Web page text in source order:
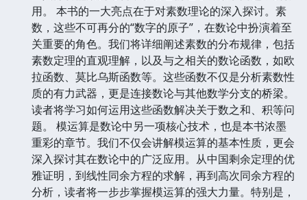
用。 本书的一大亮点在于对素数理论的深入探讨。素
数，这些不可再分的“数字的原子”，在数论中扮演着至
关重要的角色。我们将详细阐述素数的分布规律，包括
素数定理的直观理解，以及与之相关的数论函数，如欧
拉函数、莫比乌斯函数等。这些函数不仅是分析素数性
质的有力武器，更是连接数论与其他数学分支的桥梁。
读者将学习如何运用这些函数解决关于数之和、积等问
题。 模运算是数论中另一项核心技术，也是本书浓墨
重彩的章节。我们不仅会讲解模运算的基本性质，更会
深入探讨其在数论中的广泛应用。从中国剩余定理的优
雅证明，到线性同余方程的求解，再到高次同余方程的
分析，读者将一步步掌握模运算的强大力量。特别是，